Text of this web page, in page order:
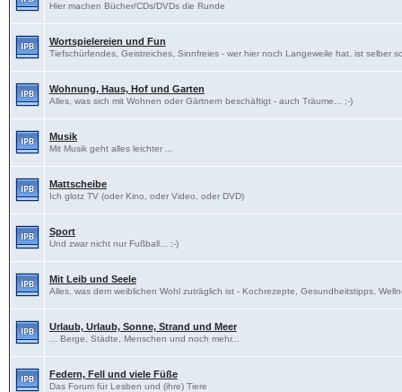
Hier machen Bücher/CDs/DVDs die Runde
Wortspielereien und Fun
Tiefschürfendes, Geistreiches, Sinnfreies - wer hier noch Langeweile hat, ist selber
Wohnung, Haus, Hof und Garten
Alles, was sich mit Wohnen oder Gärtnern beschäftigt - auch Träume... ;-)
Musik
Mit Musik geht alles leichter ...
Mattscheibe
Ich glotz TV (oder Kino, oder Video, oder DVD)
Sport
Und zwar nicht nur Fußball... ;-)
Mit Leib und Seele
Alles, was dem weiblichen Wohl zuträglich ist - Kochrezepte, Gesundheitstipps,
Urlaub, Urlaub, Sonne, Strand und Meer
... Berge, Städte, Menschen und noch mehr...
Federn, Fell und viele Füße
Das Forum für Lesben und (ihre) Tiere